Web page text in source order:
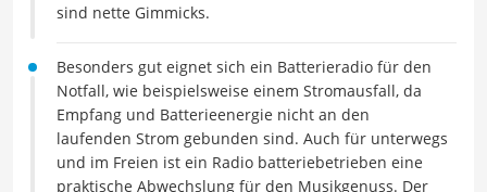
sind nette Gimmicks.
Besonders gut eignet sich ein Batterieradio für den
Notfall, wie beispielsweise einem Stromausfall, da
Empfang und Batterieenergie nicht an den
laufenden Strom gebunden sind. Auch für unterwegs
und im Freien ist ein Radio batteriebetrieben eine
praktische Abwechslung für den Musikgenuss. Der